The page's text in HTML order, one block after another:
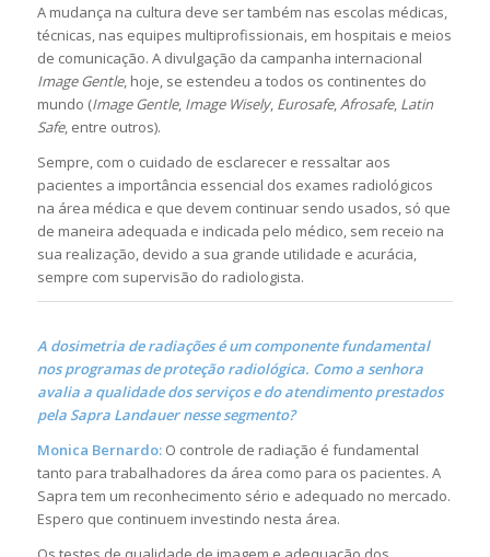
A mudança na cultura deve ser também nas escolas médicas,
técnicas, nas equipes multiprofissionais, em hospitais e meios
de comunicação. A divulgação da campanha internacional
Image Gentle, hoje, se estendeu a todos os continentes do
mundo (Image Gentle, Image Wisely, Eurosafe,Afrosafe, Latin
Safe, entre outros).
Sempre, com o cuidado de esclarecer e ressaltar aos
pacientes a importância essencial dos exames radiológicos
na área médica e que devem continuar sendo usados, só que
de maneira adequada e indicada pelo médico, sem receio na
sua realização, devido a sua grande utilidade e acurácia,
sempre com supervisão do radiologista.
A dosimetria de radiações é um componente fundamental
nos programas de proteção radiológica. Como a senhora
avalia a qualidade dos serviços e do atendimento prestados
pela Sapra Landauer nesse segmento?
Monica Bernardo: O controle de radiação é fundamental
tanto para trabalhadores da área como para os pacientes. A
Sapra tem um reconhecimento sério e adequado no mercado.
Espero que continuem investindo nesta área.